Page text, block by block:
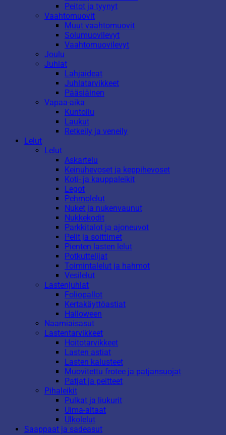
Peitot ja tyynyt
Vaahtomuovit
Muut vaahtomuovit
Solumuovilevyt
Vaahtomuovilevyt
Joulu
Juhlat
Lahjaideat
Juhlatarvikkeet
Pääsiäinen
Vapaa-aika
Kuntoilu
Laukut
Retkeily ja veneily
Lelut
Lelut
Askartelu
Keinuhevoset ja keppihevoset
Koti- ja kauppaleikit
Legot
Pehmolelut
Nuket ja nukenvaunut
Nukkekodit
Parkkitalot ja ajoneuvot
Pelit ja soittimet
Pienten lasten lelut
Potkuttelijat
Toimintalelut ja hahmot
Vesilelut
Lastenjuhlat
Foliopallot
Kertakäyttöastiat
Halloween
Naamiaisasut
Lastentarvikkeet
Hoitotarvikkeet
Lasten astiat
Lasten kalusteet
Muovitettu frotee ja patjansuojat
Patjat ja peitteet
Pihaleikit
Pulkat ja liukurit
Uima-altaat
Ulkolelut
Saappaat ja sadeasut